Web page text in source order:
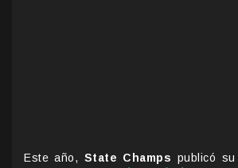
Este año, State Champs publicó